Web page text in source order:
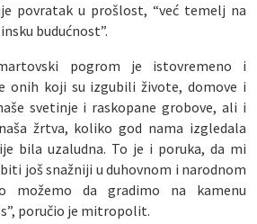
povratak u prošlost, “već temelj na
budućnost”.
pogrom je istovremeno i
onih koji su izgubili živote, domove i
svetinje i raskopane grobove, ali i
žrtva, koliko god nama izgledala
bila uzaludna. To je i poruka, da mi
još snažniji u duhovnom i narodnom
možemo da gradimo na kamenu
poručio je mitropolit.